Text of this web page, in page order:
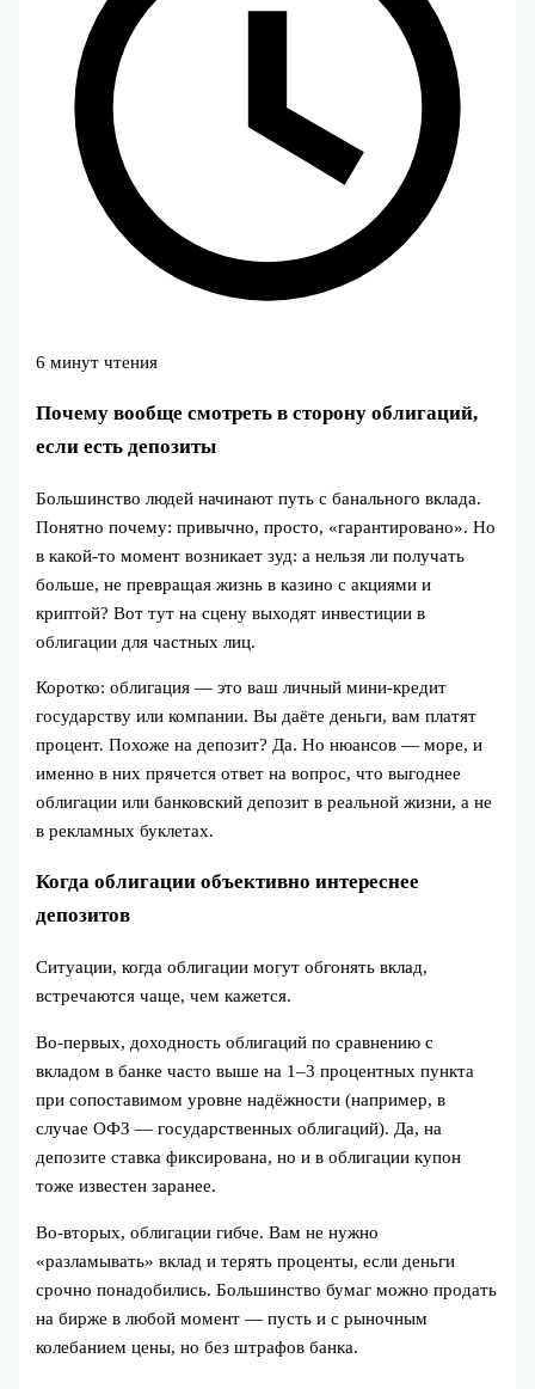
6 минут чтения
Почему вообще смотреть в сторону облигаций,
если есть депозиты
Большинство людей начинают путь с банального вклада.
Понятно почему: привычно, просто, «гарантировано». Но
в какой‑то момент возникает зуд: а нельзя ли получать
больше, не превращая жизнь в казино с акциями и
криптой? Вот тут на сцену выходят инвестиции в
облигации для частных лиц.
Коротко: облигация — это ваш личный мини‑кредит
государству или компании. Вы даёте деньги, вам платят
процент. Похоже на депозит? Да. Но нюансов — море, и
именно в них прячется ответ на вопрос, что выгоднее
облигации или банковский депозит в реальной жизни, а не
в рекламных буклетах.
Когда облигации объективно интереснее
депозитов
Ситуации, когда облигации могут обгонять вклад,
встречаются чаще, чем кажется.
Во‑первых, доходность облигаций по сравнению с
вкладом в банке часто выше на 1–3 процентных пункта
при сопоставимом уровне надёжности (например, в
случае ОФЗ — государственных облигаций). Да, на
депозите ставка фиксирована, но и в облигации купон
тоже известен заранее.
Во‑вторых, облигации гибче. Вам не нужно
«разламывать» вклад и терять проценты, если деньги
срочно понадобились. Большинство бумаг можно продать
на бирже в любой момент — пусть и с рыночным
колебанием цены, но без штрафов банка.